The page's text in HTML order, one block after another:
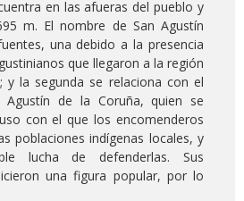
en las afueras del pueblo y
m. El nombre de San Agustín
una debido a la presencia
que llegaron a la región
y la segunda se relaciona con el
Agustín de la Coruña, quien se
con el que los encomenderos
poblaciones indígenas locales, y
lucha de defenderlas. Sus
una figura popular, por lo